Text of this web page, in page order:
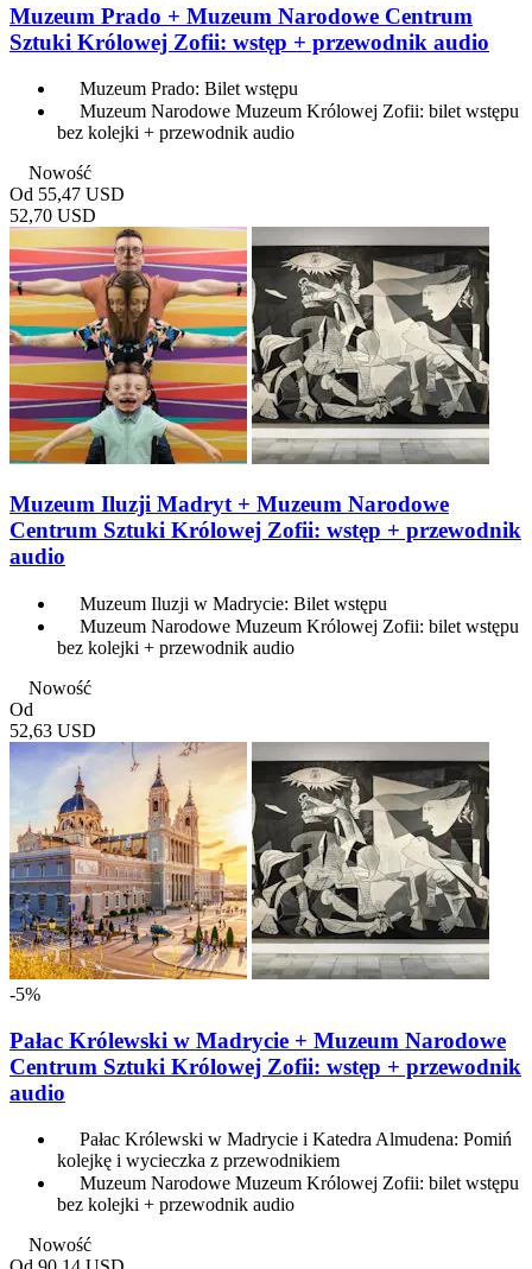
Muzeum Prado + Muzeum Narodowe Centrum
Sztuki Królowej Zofii: wstęp + przewodnik audio
Muzeum Prado: Bilet wstępu
Muzeum Narodowe Muzeum Królowej Zofii: bilet wstępu
bez kolejki + przewodnik audio
Nowość
Od 55,47 USD
52,70 USD
Muzeum Iluzji Madryt + Muzeum Narodowe
Centrum Sztuki Królowej Zofii: wstęp + przewodnik
audio
Muzeum Iluzji w Madrycie: Bilet wstępu
Muzeum Narodowe Muzeum Królowej Zofii: bilet wstępu
bez kolejki + przewodnik audio
Nowość
Od
52,63 USD
-5%
Pałac Królewski w Madrycie + Muzeum Narodowe
Centrum Sztuki Królowej Zofii: wstęp + przewodnik
audio
Pałac Królewski w Madrycie i Katedra Almudena: Pomiń
kolejkę i wycieczka z przewodnikiem
Muzeum Narodowe Muzeum Królowej Zofii: bilet wstępu
bez kolejki + przewodnik audio
Nowość